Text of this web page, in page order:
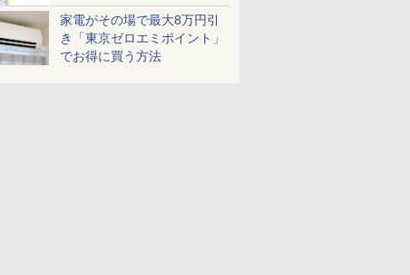
家電がその場で最大8万円引
き「東京ゼロエミポイント」
でお得に買う方法